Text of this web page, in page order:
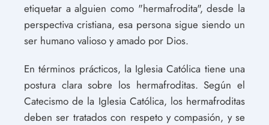
etiquetar a alguien como "hermafrodita", desde la
perspectiva cristiana, esa persona sigue siendo un
ser humano valioso y amado por Dios.
En términos prácticos, la Iglesia Católica tiene una
postura clara sobre los hermafroditas. Según el
Catecismo de la Iglesia Católica, los hermafroditas
deben ser tratados con respeto y compasión, y se